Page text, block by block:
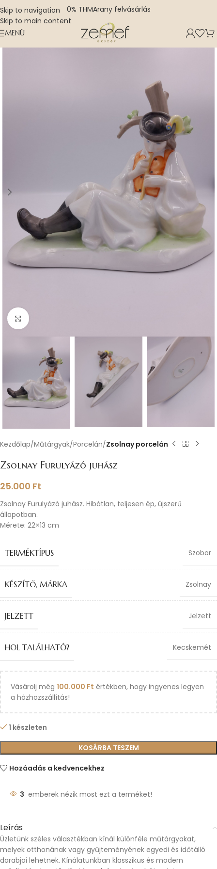
Skip to navigation
Skip to main content
0% THMArany felvásárlás
MENÜ
Nagyításhoz kattints ide
Kezdőlap Műtárgyak Porcelán Zsolnay porcelán
Zsolnay Furulyázó juhász
25.000 Ft
Zsolnay Furulyázó juhász. Hibátlan, teljesen ép, újszerű
állapotban.
Mérete: 22×13 cm
TERMÉKTÍPUS Szobor
KÉSZÍTŐ, MÁRKA Zsolnay
JELZETT Jelzett
HOL TALÁLHATÓ? Kecskemét
Vásárolj még 100.000 Ft értékben, hogy ingyenes legyen
a házhozszállítás!
1 készleten
KOSÁRBA TESZEM
Hozáadás a kedvencekhez
3 emberek nézik most ezt a terméket!
Leírás
Üzletünk széles választékban kínál különféle műtárgyakat,
melyek otthonának vagy gyűjteményének egyedi és időtálló
darabjai lehetnek. Kínálatunkban klasszikus és modern